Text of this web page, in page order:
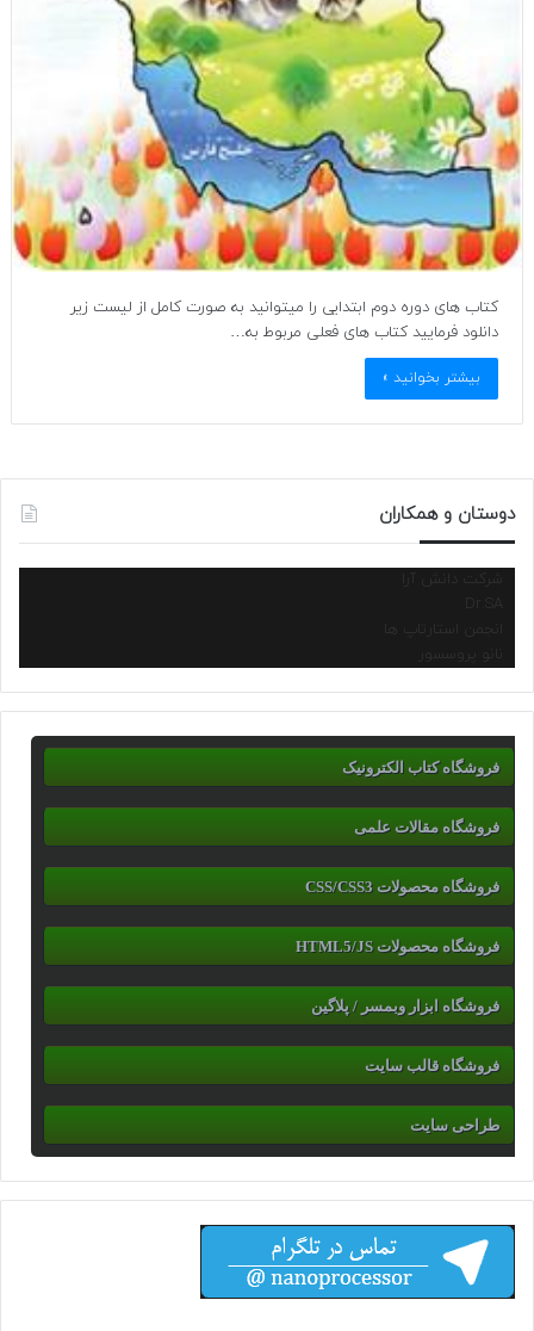
کتاب های دوره دوم ابتدایی را میتوانید به صورت کامل از لیست زیر
دانلود فرمایید کتاب های فعلی مربوط به…
بیشتر بخوانید »
دوستان و همکاران
شرکت دانش آرا
انجمن استارتاپ ها
نانو پروسسور
فروشگاه کتاب الکترونیک
فروشگاه مقالات علمی
فروشگاه محصولات CSS/CSS3
فروشگاه محصولات HTML5/JS
فروشگاه ابزار وبمسر / پلاگین
فروشگاه قالب سایت
طراحی سایت